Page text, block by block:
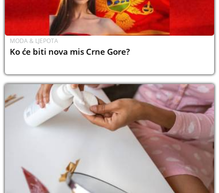
MODA & LJEPOTA
Ko će biti nova mis Crne Gore?